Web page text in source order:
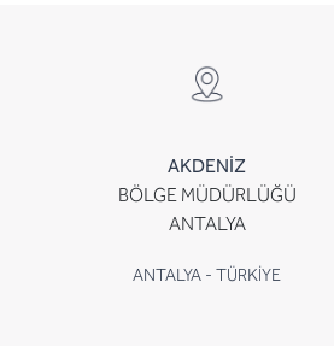
AKDENİZ
BÖLGE MÜDÜRLÜĞÜ
ANTALYA
ANTALYA - TÜRKİYE